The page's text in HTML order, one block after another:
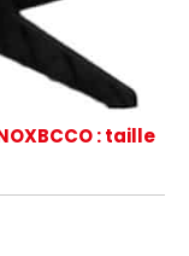
: taille